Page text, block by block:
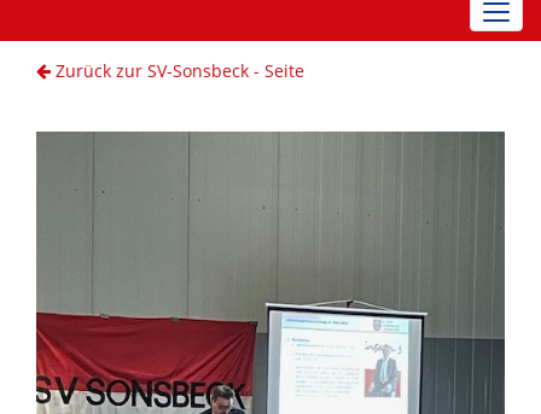
Zurück zur SV-Sonsbeck - Seite